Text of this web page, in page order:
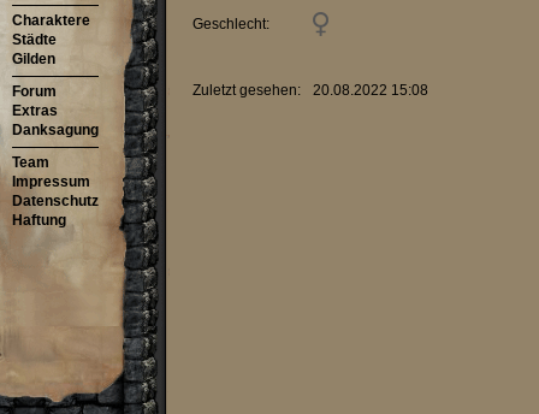
Charaktere
Städte
Gilden
Forum
Extras
Danksagung
Team
Impressum
Datenschutz
Haftung
Geschlecht:
Zuletzt gesehen: 20.08.2022 15:08